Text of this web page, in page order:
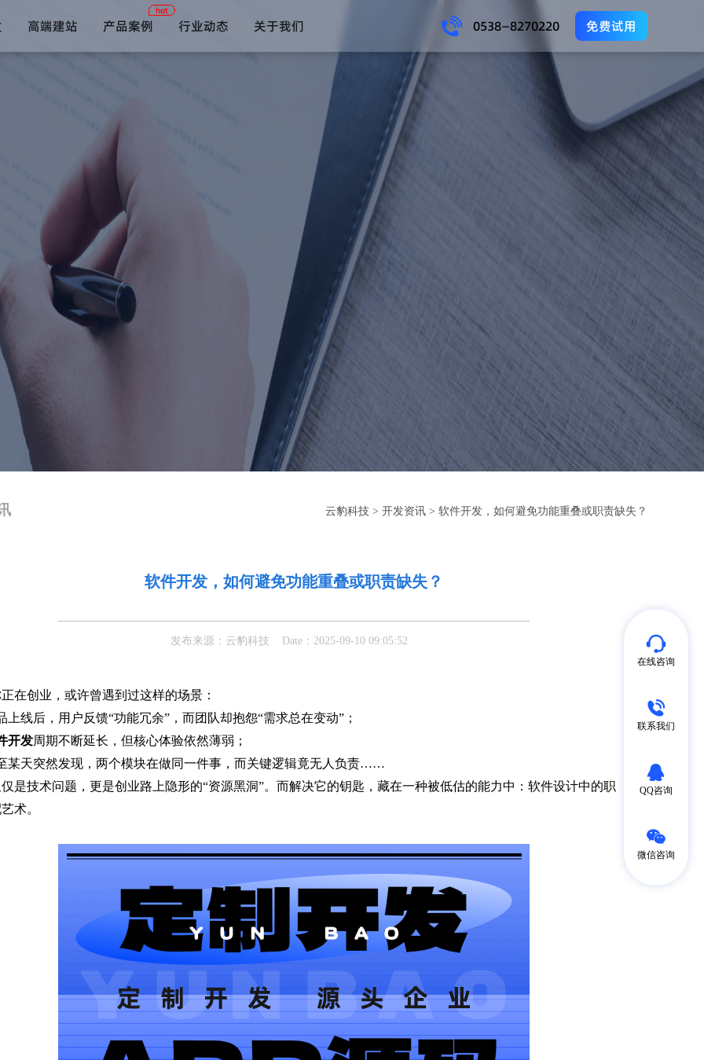
高端建站 产品案例
hot
约单陪玩系统
在线教育系统
语音社交系统
行业动态 关于我们 0538—8270220 免费试用
云豹科技 > 开发资讯 > 软件开发，如何避免功能重叠或职责缺失？
软件开发，如何避免功能重叠或职责缺失？
发布来源：云豹科技 Date：2025-09-10 09:05:52
在创业，或许曾遇到过这样的场景：
上线后，用户反馈“功能冗余”，而团队却抱怨“需求总在变动”；
开发周期不断延长，但核心体验依然薄弱；
某天突然发现，两个模块在做同一件事，而关键逻辑竟无人负责……
是技术问题，更是创业路上隐形的“资源黑洞”。而解决它的钥匙，藏在一种被低估的能力中：软件设计中的职
术。
在线咨询
联系我们
QQ咨询
微信咨询